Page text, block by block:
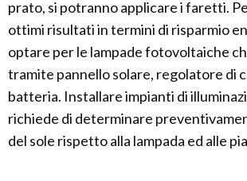
prato, si potranno applicare i faretti.
ottimi risultati in termini di risparmio
optare per le lampade fotovoltaiche
tramite pannello solare, regolatore di
batteria. Installare impianti di
richiede di determinare
del sole rispetto alla lampada ed alle